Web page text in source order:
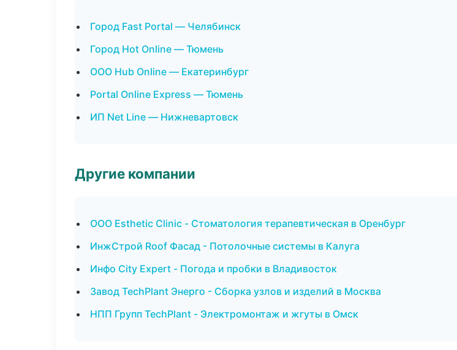
Город Fast Portal — Челябинск
Город Hot Online — Тюмень
ООО Hub Online — Екатеринбург
Portal Online Express — Тюмень
ИП Net Line — Нижневартовск
Другие компании
ООО Esthetic Clinic - Стоматология терапевтическая в Оренбург
ИнжСтрой Roof Фасад - Потолочные системы в Калуга
Инфо City Expert - Погода и пробки в Владивосток
Завод TechPlant Энерго - Сборка узлов и изделий в Москва
НПП Групп TechPlant - Электромонтаж и жгуты в Омск